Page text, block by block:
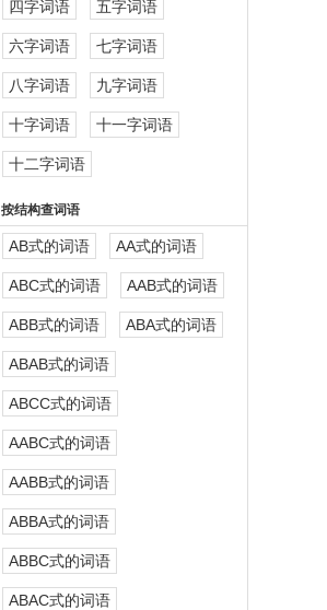
四字词语 五字词语
六字词语 七字词语
八字词语 九字词语
十字词语 十一字词语
十二字词语
按结构查词语
AB式的词语 AA式的词语
ABC式的词语 AAB式的词语
ABB式的词语 ABA式的词语
ABAB式的词语
ABCC式的词语
AABC式的词语
AABB式的词语
ABBA式的词语
ABBC式的词语
ABAC式的词语